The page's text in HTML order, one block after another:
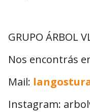
GRUPO ÁRBOL
Nos encontrás
Mail:
Instagram: